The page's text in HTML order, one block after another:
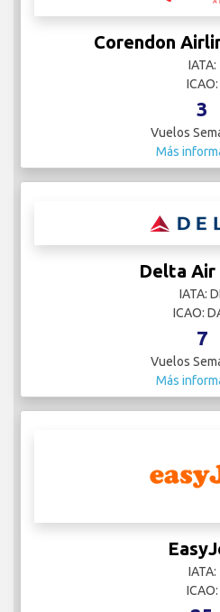
Corendon
IATA:
ICAO:
3
Vuelos
Más
Delta Air
IATA:
ICAO:
7
Vuelos
Más
IATA:
ICAO: